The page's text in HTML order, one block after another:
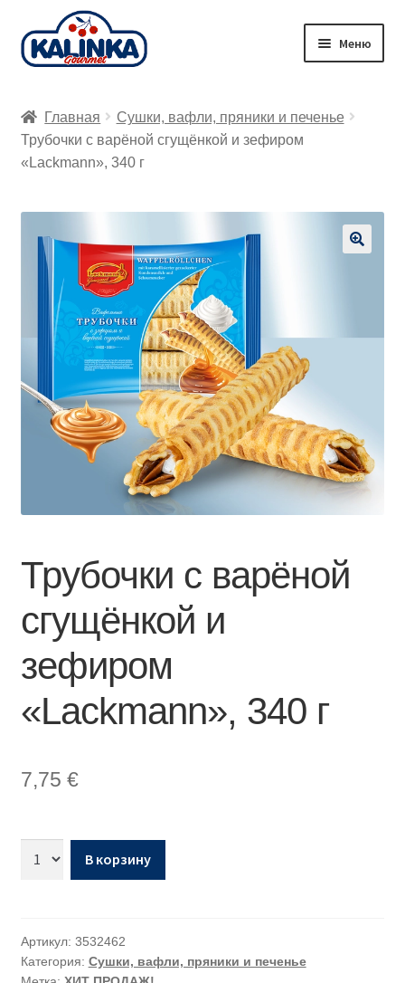
Перейти
к
Перейти
к
Меню
Заказ онлайн
Доставка
Корзина
Главная
Сушки, вафли, пряники и печенье
Трубочки с варёной сгущёнкой и зефиром
«Lackmann», 340 г
Трубочки с варёной
сгущёнкой и
зефиром
«Lackmann», 340 г
7,75 €
В корзину
Артикул: 3532462
Категория: Сушки, вафли, пряники и печенье